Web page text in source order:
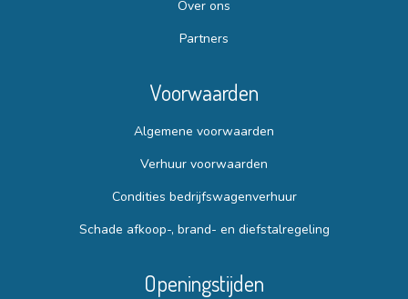
Over ons
Partners
Voorwaarden
Algemene voorwaarden
Verhuur voorwaarden
Condities bedrijfswagenverhuur
Schade afkoop-, brand- en diefstalregeling
Openingstijden